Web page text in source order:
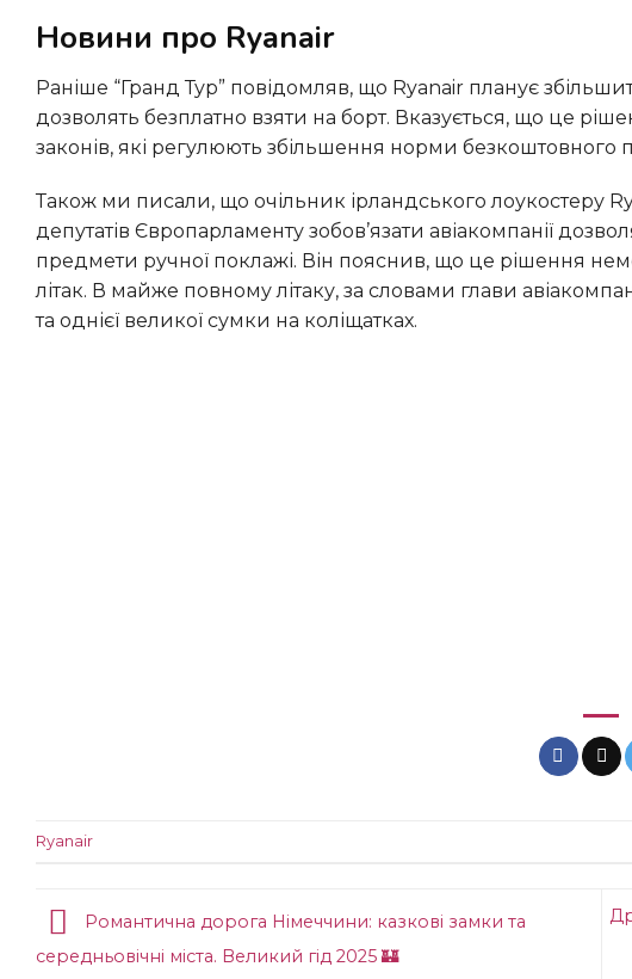
Новини про Ryanair
Раніше “Гранд Тур” повідомляв, що Ryanair планує збільшити розмір “особистої сумки”, яку пасажирам
дозволять безплатно взяти на борт. Вказується, що це
законів, які регулюють збільшення норми безкоштовного
Також ми писали, що очільник ірландського лоукостеру Ryanair Майкл О’Лірі розкритикував пропозицію
депутатів Європарламенту зобов’язати авіакомпанії
предмети ручної поклажі. Він пояснив, що це рішення
літак. В майже повному літаку, за словами глави
та однієї великої сумки на коліщатках.
Ryanair
Романтична дорога Німеччини: казкові замки та
середньовічні міста. Великий гід 2025 🏰